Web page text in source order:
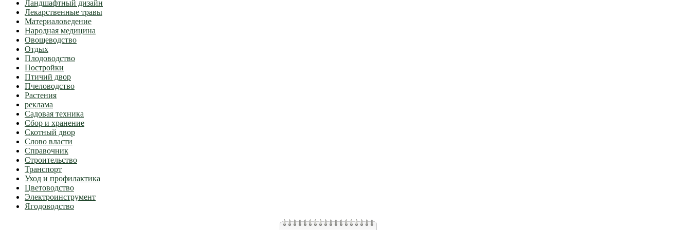
Ландшафтный дизайн
Лекарственные травы
Материаловедение
Народная медицина
Овощеводство
Отдых
Плодоводство
Постройки
Птичий двор
Пчеловодство
Растения
реклама
Садовая техника
Сбор и хранение
Скотный двор
Слово власти
Справочник
Строительство
Транспорт
Уход и профилактика
Цветоводство
Электроинструмент
Ягодоводство